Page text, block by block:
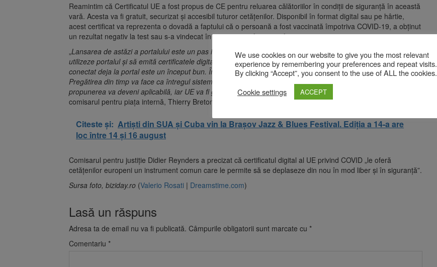
Reamintim că Certificatul UE a fost propus de CE pentru reluarea călătoriilor în condiţii de siguranţă în această
vară. Acesta va fi gratuit, securizat şi accesibil tuturor cetăţenilor. Disponibil în format digital sau pe hârtie,
acest certificat va reprezenta o dovadă a faptului că o persoană a fost vaccinată împotriva COVID-19, a obţinut
un rezultat negativ la test sau s-a vindecat în urma unei infecţii, conform news.ro.
„Lansarea de astăzi a portalului este un pas important care le va permite statelor membre să înceapă să
utilizeze portalul şi să emită certificatele digitale ale UE privind COVID. Faptul că şapte state membre s-au
conectat deja la portal este un început bun. Încurajez şi celelalte state să se conecteze cât mai curând posibil.
Pregătirea din timp va face ca întregul sistem să poată fi pe deplin operaţional până la 1 iulie, atunci când
propunerea va deveni aplicabilă, iar UE va fi gata la timp pentru redeschidere în această vară
comisarul pentru piaţa internă, Thierry Breton.
Citeste și: Artiști din SUA și Cuba vin la Brașov Jazz & Blues Festival. Ediția a 14-a are
loc între 14 și 16 august
Comisarul pentru justiţie Didier Reynders a precizat că certificatul digital al UE privind COVID „le oferă
cetăţenilor europeni un instrument comun care le permite să se deplaseze din nou în mod liber şi în siguranţă”.
Sursa foto, biziday.ro (Valerio Rosati | Dreamstime.com)
Lasă un răspuns
Adresa ta de email nu va fi publicată. Câmpurile obligatorii sunt marcate cu *
Comentariu *
We use cookies on our website to give you the most relevant
experience by remembering your preferences and repeat visits.
By clicking “Accept”, you consent to the use of ALL the cookies.
Cookie settings
ACCEPT